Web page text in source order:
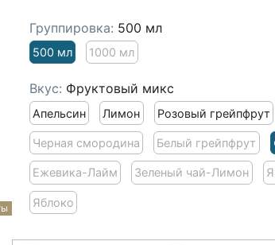
Группировка: 500 мл
500 мл 1000 мл
Вкус: Фруктовый микс
Апельсин Лимон Розовый грейпфрут
Черная смородина Белый грейпфрут
Ежевика-Лайм Зеленый чай-Лимон
Яблоко